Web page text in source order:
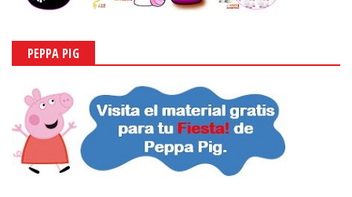
ABECEDARIOS DE LA PRINCESA SOFIA